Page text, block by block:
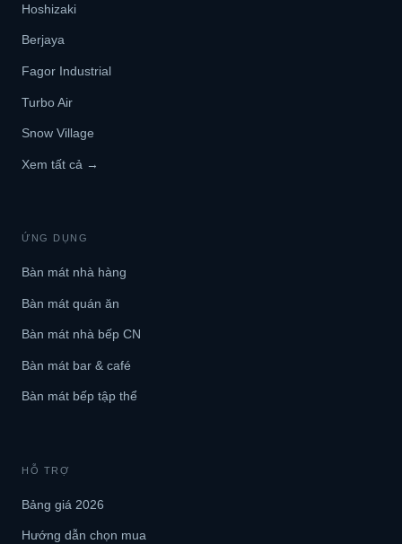
Hoshizaki
Berjaya
Fagor Industrial
Turbo Air
Snow Village
Xem tất cả →
ỨNG DỤNG
Bàn mát nhà hàng
Bàn mát quán ăn
Bàn mát nhà bếp CN
Bàn mát bar & café
Bàn mát bếp tập thể
HỖ TRỢ
Bảng giá 2026
Hướng dẫn chọn mua